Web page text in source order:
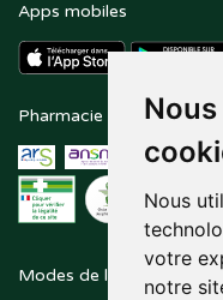
Nous
votre
notre
Apps mobiles
Pharmacie en ligne
Modes de livraison